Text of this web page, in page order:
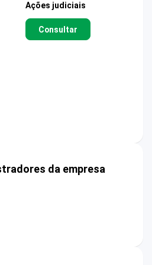
Ações judiciais
Consultar
da empresa